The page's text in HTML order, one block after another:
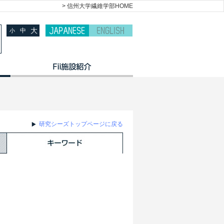
> 信州大学繊維学部HOME
小 中 大
研究シーズトップページに戻る